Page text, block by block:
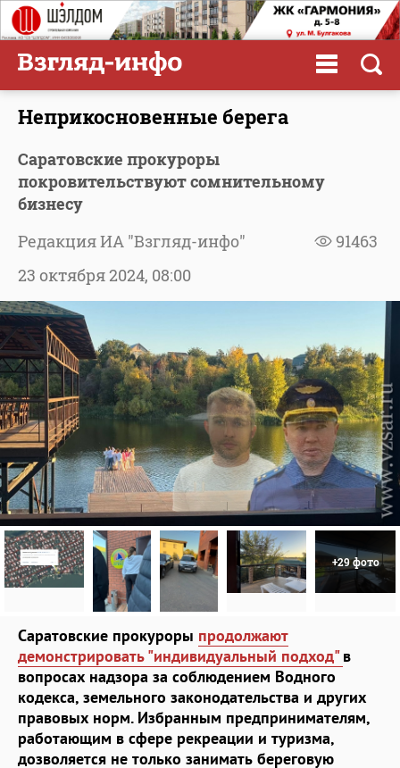
Неприкосновенные берега
Саратовские прокуроры
покровительствуют сомнительному
бизнесу
Редакция ИА "Взгляд-инфо"
91463
23 октября 2024, 08:00
+29 фото
Саратовские прокуроры продолжают
демонстрировать "индивидуальный подход"в
вопросах надзора за соблюдением Водного
кодекса, земельного законодательства и других
правовых норм. Избранным предпринимателям,
работающим в сфере рекреации и туризма,
дозволяется не только занимать береговую